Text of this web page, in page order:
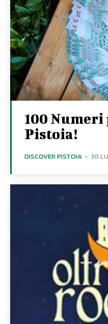
100 Numeri
Pistoia!
DISCOVER PISTOIA - 30